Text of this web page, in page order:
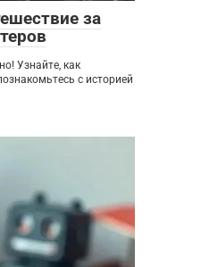
за
Узнайте, как
с историей